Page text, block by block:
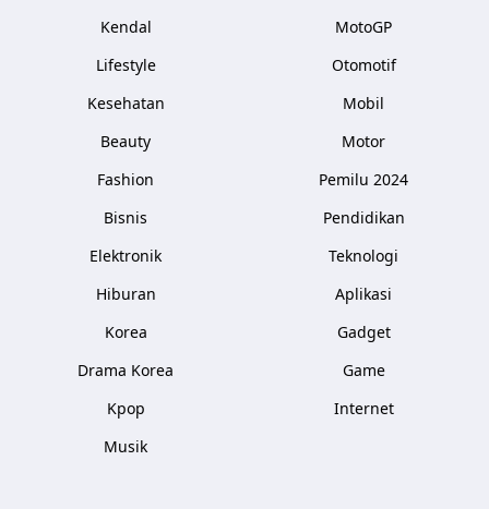
Kendal
Lifestyle
Kesehatan
Beauty
Fashion
Bisnis
Elektronik
Hiburan
Korea
Drama Korea
Kpop
Musik
MotoGP
Otomotif
Mobil
Motor
Pemilu 2024
Pendidikan
Teknologi
Aplikasi
Gadget
Game
Internet